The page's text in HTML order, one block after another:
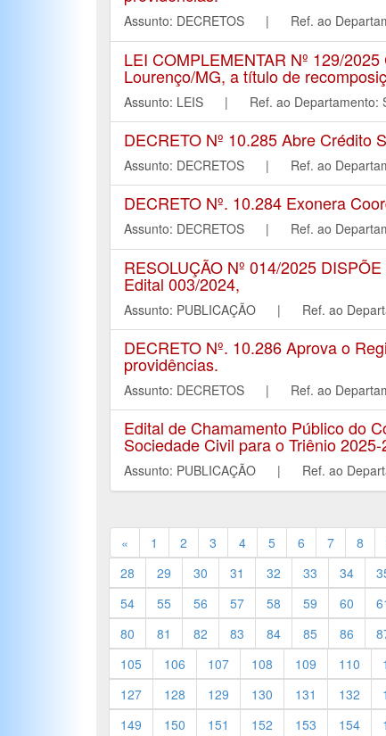
Assunto: DECRETOS | Ref. ao
LEI COMPLEMENTAR Nº 129/
Lourenço/MG, a título de
Assunto: LEIS | Ref. ao Departamento:
DECRETO Nº 10.285 Abre Crédito
Assunto: DECRETOS | Ref. ao
DECRETO Nº. 10.284 Exonera
Assunto: DECRETOS | Ref. ao
RESOLUÇÃO Nº 014/2025
Edital 003/2024,
Assunto: PUBLICAÇÃO | Ref. ao
DECRETO Nº. 10.286 Aprova o
providências.
Assunto: DECRETOS | Ref. ao
Edital de Chamamento Público do
Sociedade Civil para o Triênio 2025-
Assunto: PUBLICAÇÃO | Ref. ao
« 1 2 3 4 5 6 7 8
28
29 30 31 32 33 34
54
55 56 57 58 59 60
80
81 82 83 84 85 86
105
106 107 108 109 110
127
128 129 130 131 132
149
150 151 152 153 154